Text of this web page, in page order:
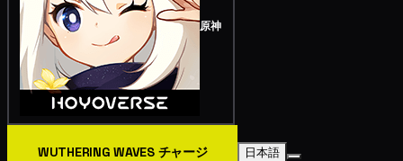
原神
WUTHERING WAVES チャージ 日本語